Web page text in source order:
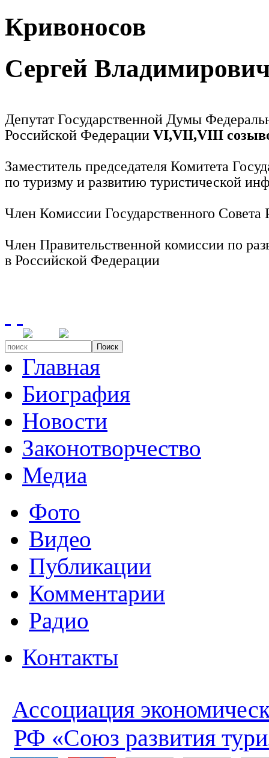
Кривоносов
Сергей
Депутат Государственной Думы
Российской Федерации VI,VII,VIII
Заместитель председателя Комитета
по туризму и развитию туристической
Член Комиссии Государственного
Член Правительственной комиссии по
в Российской Федерации
Поиск
Главная
Биография
Новости
Законотворчество
Медиа
Фото
Видео
Публикации
Комментарии
Радио
Контакты
Ассоциация
РФ «Союз развития